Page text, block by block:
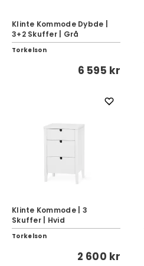
Klinte Kommode Dybde |
3+2 Skuffer | Grå
Torkelson
6 595 kr
Klinte Kommode | 3
Skuffer | Hvid
Torkelson
2 600 kr